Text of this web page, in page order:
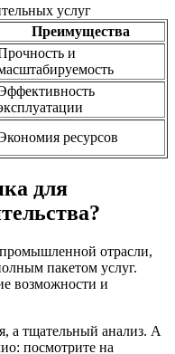
услуг
Преимущества
и
ресурсов
для
отрасли,
пакетом услуг.
возможности и
а тщательный анализ. А
посмотрите на